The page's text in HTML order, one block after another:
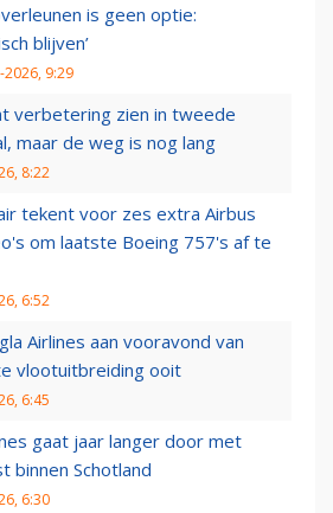
is geen optie:
blijven’
2026, 9:29
verbetering zien in tweede
maar de weg is nog lang
8:22
tekent voor zes extra Airbus
om laatste Boeing 757's af te
6:52
Airlines aan vooravond van
vlootuitbreiding ooit
6:45
gaat jaar langer door met
binnen Schotland
6:30